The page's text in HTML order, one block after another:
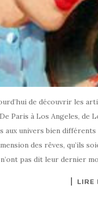
de découvrir les
Paris à Los Angeles,
univers bien différents
des rêves, qu’ils
pas dit leur dernier
LIRE